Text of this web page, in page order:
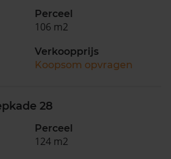
Perceel
106 m2
Verkoopprijs
Koopsom opvragen
28
Perceel
124 m2